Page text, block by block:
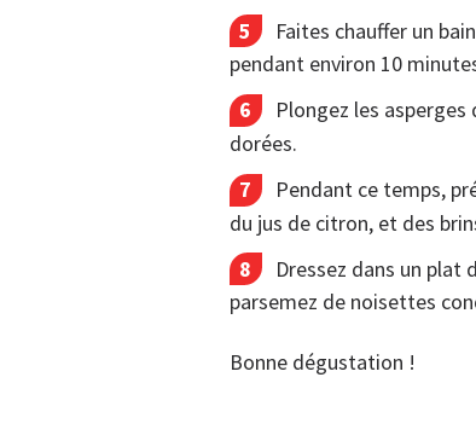
Faites chauffer un
pendant environ 10
Plongez les asperges
dorées.
Pendant ce temps,
du jus de citron, et des
Dressez dans un plat
parsemez de noisettes
Bonne dégustation !